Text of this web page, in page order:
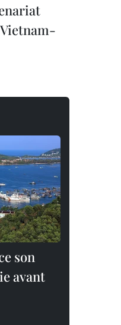
son
avant